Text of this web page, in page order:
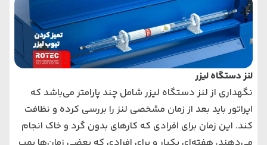
لنز دستگاه لیزر
نگهداری از لنز دستگاه لیزر شامل چند پارامتر می‌باشد که
اپراتور باید بعد از زمان مشخصی لنز را بررسی کرده و نظافت
کند. این زمان برای افرادی که کارهای بدون گرد و خاک انجام